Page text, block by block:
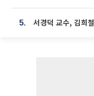
5.